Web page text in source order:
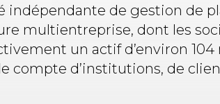
indépendante de gestion de
multientreprise, dont les
un actif d’environ
compte d’institutions, de